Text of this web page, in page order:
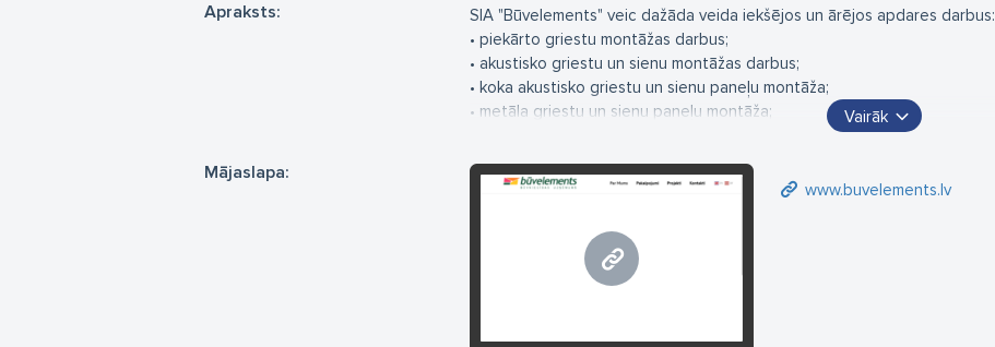
Apraksts:
SIA "Būvelements" veic dažāda veida iekšējos un ārējos apdares darbus:
• piekārto griestu montāžas darbus;
• akustisko griestu un sienu montāžas darbus;
• koka akustisko griestu un sienu paneļu montāža;
• metāla griestu un sienu paneļu montāža;
• ventilējamo fasāžu montāžas darbus;
• stikla un modulējamo starpsienu montāžu;
Vairāk
Mājaslapa:
www.buvelements.lv
www.buvelements.lv